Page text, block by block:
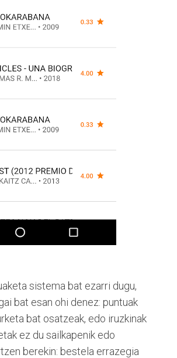
sistema bat ezarri dugu,
bat esan ohi denez: puntuak
bat osatzeak, edo iruzkinak
ez du sailkapenik edo
berekin: bestela errazegia